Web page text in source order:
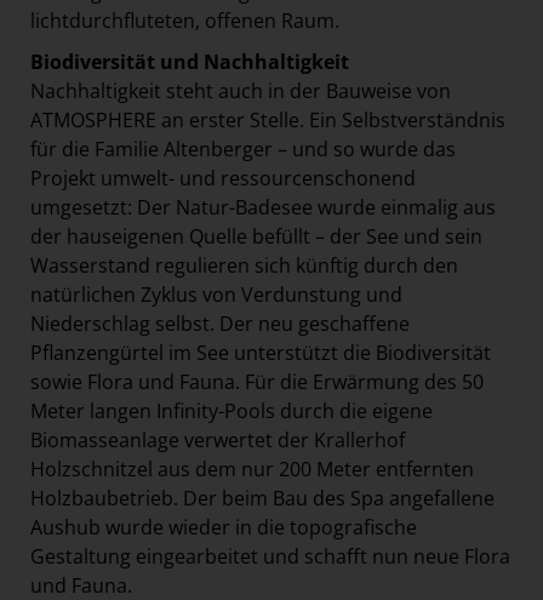
lichtdurchfluteten, offenen Raum.
Biodiversität und Nachhaltigkeit
Nachhaltigkeit steht auch in der Bauweise von
ATMOSPHERE an erster Stelle. Ein Selbstverständnis
für die Familie Altenberger – und so wurde das
Projekt umwelt- und ressourcenschonend
umgesetzt: Der Natur-Badesee wurde einmalig aus
der hauseigenen Quelle befüllt – der See und sein
Wasserstand regulieren sich künftig durch den
natürlichen Zyklus von Verdunstung und
Niederschlag selbst. Der neu geschaffene
Pflanzengürtel im See unterstützt die Biodiversität
sowie Flora und Fauna. Für die Erwärmung des 50
Meter langen Infinity-Pools durch die eigene
Biomasseanlage verwertet der Krallerhof
Holzschnitzel aus dem nur 200 Meter entfernten
Holzbaubetrieb. Der beim Bau des Spa angefallene
Aushub wurde wieder in die topografische
Gestaltung eingearbeitet und schafft nun neue Flora
und Fauna.